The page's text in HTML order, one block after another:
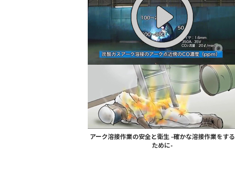
アーク溶接作業の安全と衛生 -確かな溶接作業をする
ために-